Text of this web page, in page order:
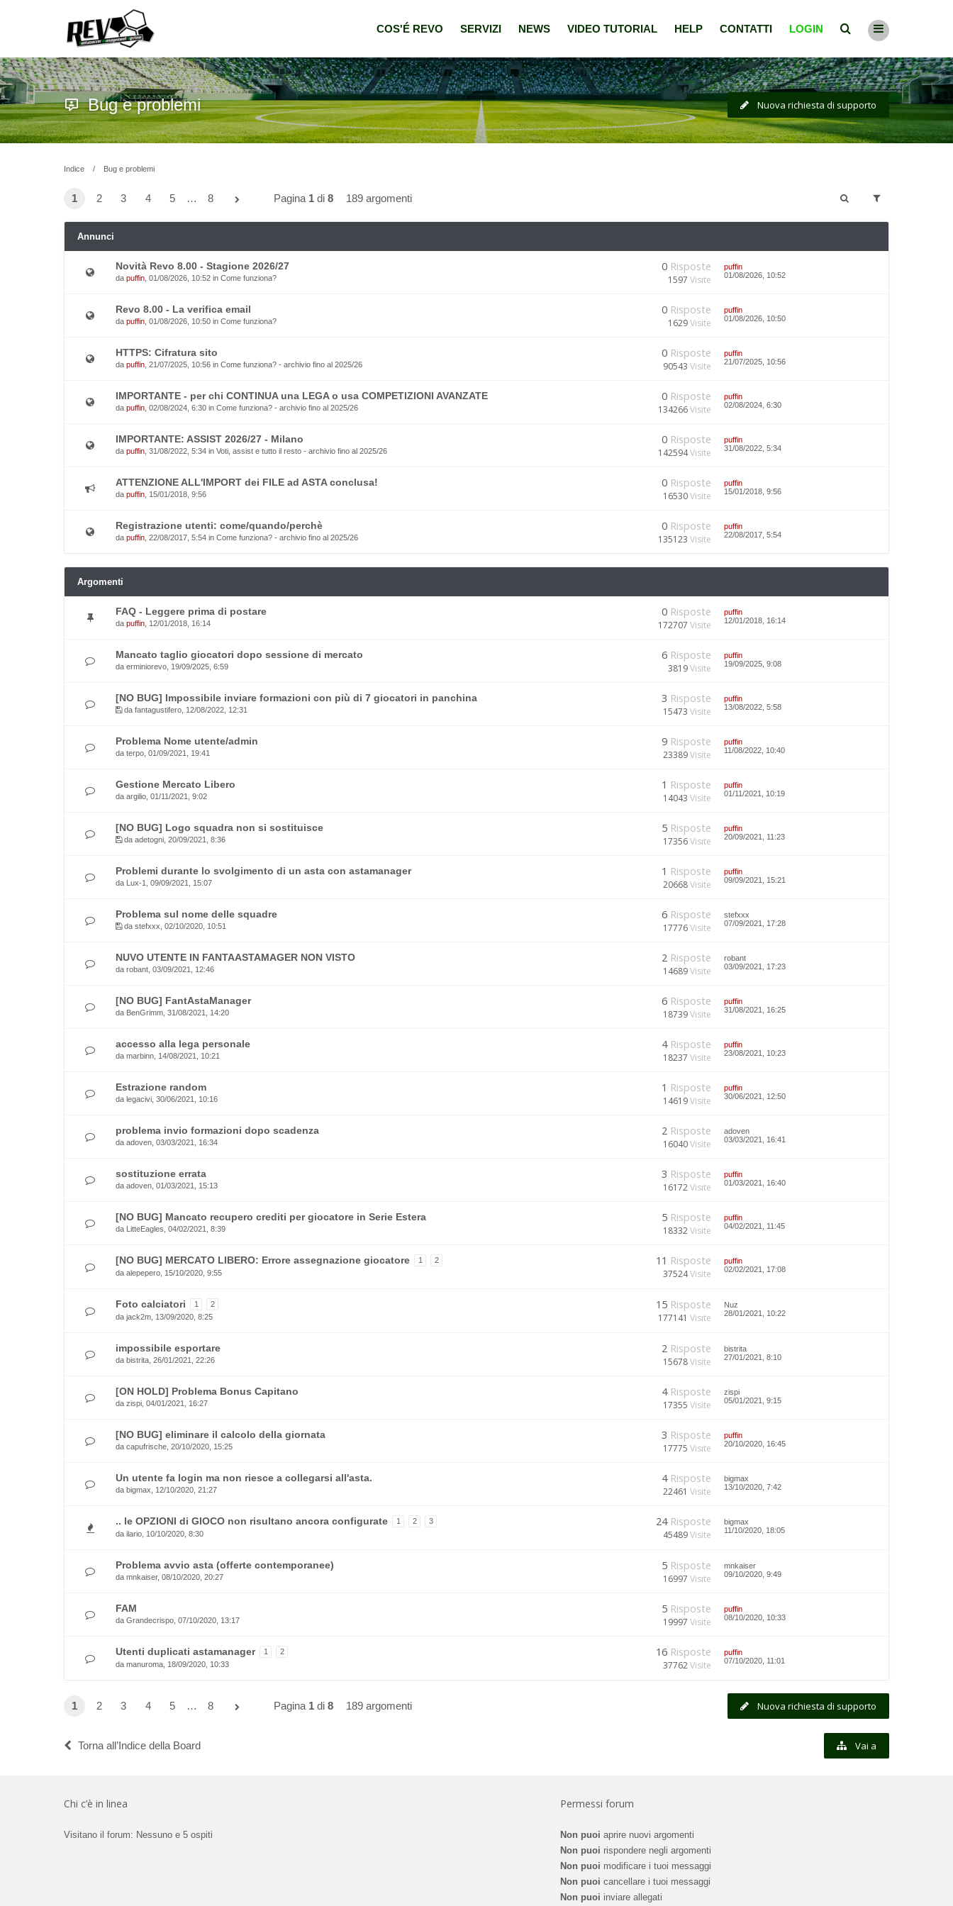
COS'É REVO SERVIZI NEWS VIDEO TUTORIAL HELP CONTATTI LOGIN
Bug e problemi Nuova richiesta di supporto
Indice Bug e problemi
1 2 3 4 5 … 8 Pagina 1di 8 189 argomenti
Annunci
Novità Revo 8.00 - Stagione 2026/27
da puffin , 01/08/2026, 10:52 in Come funziona?
0 Risposte
1597 Visite
puffin
01/08/2026, 10:52
Revo 8.00 - La verifica email
da puffin , 01/08/2026, 10:50 in Come funziona?
0 Risposte
1629Visite
puffin
01/08/2026, 10:50
HTTPS: Cifratura sito
da puffin , 21/07/2025, 10:56 in Come funziona? - archivio fino al 2025/26
0 Risposte
90543 Visite
puffin
21/07/2025, 10:56
IMPORTANTE - per chi CONTINUA una LEGA o usa COMPETIZIONI AVANZATE
da puffin , 02/08/2024, 6:30 in Come funziona? - archivio fino al 2025/26
0 Risposte
134266Visite
puffin
02/08/2024, 6:30
IMPORTANTE: ASSIST 2026/27 - Milano
da puffin , 31/08/2022, 5:34 in Voti, assist e tutto il resto - archivio fino al 2025/26
0 Risposte
142594Visite
puffin
31/08/2022, 5:34
ATTENZIONE ALL'IMPORT dei FILE ad ASTA conclusa!
da puffin , 15/01/2018, 9:56
0 Risposte
16530Visite
puffin
15/01/2018, 9:56
Registrazione utenti: come/quando/perchè
da puffin , 22/08/2017, 5:54 in Come funziona? - archivio fino al 2025/26
0 Risposte
135123 Visite
puffin
22/08/2017, 5:54
Argomenti
FAQ - Leggere prima di postare
da puffin , 12/01/2018, 16:14
0 Risposte
172707 Visite
puffin
12/01/2018, 16:14
Mancato taglio giocatori dopo sessione di mercato
da erminiorevo , 19/09/2025, 6:59
6 Risposte
3819Visite
puffin
19/09/2025, 9:08
[NO BUG] Impossibile inviare formazioni con più di 7 giocatori in panchina
da fantagustifero , 12/08/2022, 12:31
3 Risposte
15473 Visite
puffin
13/08/2022, 5:58
Problema Nome utente/admin
da terpo , 01/09/2021, 19:41
9 Risposte
23389Visite
puffin
11/08/2022, 10:40
Gestione Mercato Libero
da argilio , 01/11/2021, 9:02
1 Risposte
14043 Visite
puffin
01/11/2021, 10:19
[NO BUG] Logo squadra non si sostituisce
da adetogni , 20/09/2021, 8:36
5 Risposte
17356Visite
puffin
20/09/2021, 11:23
Problemi durante lo svolgimento di un asta con astamanager
da Lux-1 , 09/09/2021, 15:07
1 Risposte
20668Visite
puffin
09/09/2021, 15:21
Problema sul nome delle squadre
da stefxxx , 02/10/2020, 10:51
6 Risposte
17776Visite
stefxxx
07/09/2021, 17:28
NUVO UTENTE IN FANTAASTAMAGER NON VISTO
da robant , 03/09/2021, 12:46
2 Risposte
14689Visite
robant
03/09/2021, 17:23
[NO BUG] FantAstaManager
da BenGrimm , 31/08/2021, 14:20
6 Risposte
18739Visite
puffin
31/08/2021, 16:25
accesso alla lega personale
da marbinn , 14/08/2021, 10:21
4 Risposte
18237 Visite
puffin
23/08/2021, 10:23
Estrazione random
da legacivi , 30/06/2021, 10:16
1 Risposte
14619Visite
puffin
30/06/2021, 12:50
problema invio formazioni dopo scadenza
da adoven , 03/03/2021, 16:34
2 Risposte
16040Visite
adoven
03/03/2021, 16:41
sostituzione errata
da adoven , 01/03/2021, 15:13
3 Risposte
16172Visite
puffin
01/03/2021, 16:40
[NO BUG] Mancato recupero crediti per giocatore in Serie Estera
da LitteEagles , 04/02/2021, 8:39
5 Risposte
18332Visite
puffin
04/02/2021, 11:45
[NO BUG] MERCATO LIBERO: Errore assegnazione giocatore 1
2
da alepepero , 15/10/2020, 9:55
11 Risposte
37524Visite
puffin
02/02/2021, 17:08
Foto calciatori 1
2
da jack2m , 13/09/2020, 8:25
15 Risposte
177141 Visite
Nuz
28/01/2021, 10:22
impossibile esportare
da bistrita , 26/01/2021, 22:26
2 Risposte
15678Visite
bistrita
27/01/2021, 8:10
[ON HOLD] Problema Bonus Capitano
da zispi , 04/01/2021, 16:27
4 Risposte
17355 Visite
zispi
05/01/2021, 9:15
[NO BUG] eliminare il calcolo della giornata
da capufrische , 20/10/2020, 15:25
3 Risposte
17775 Visite
puffin
20/10/2020, 16:45
Un utente fa login ma non riesce a collegarsi all'asta.
da bigmax , 12/10/2020, 21:27
4 Risposte
22461 Visite
bigmax
13/10/2020, 7:42
.. le OPZIONI di GIOCO non risultano ancora configurate 1 2
3
da ilario , 10/10/2020, 8:30
24 Risposte
45489Visite
bigmax
11/10/2020, 18:05
Problema avvio asta (offerte contemporanee)
da mnkaiser, 08/10/2020, 20:27
5 Risposte
16997 Visite
mnkaiser
09/10/2020, 9:49
FAM
da Grandecrispo , 07/10/2020, 13:17
5 Risposte
19997 Visite
puffin
08/10/2020, 10:33
Utenti duplicati astamanager 1
2
da manuroma , 18/09/2020, 10:33
16 Risposte
37762Visite
puffin
07/10/2020, 11:01
Nuova richiesta di supporto
1 2 3 4 5 … 8 Pagina 1di 8 189 argomenti
Torna all’Indice della Board Vai a
Permessi forum
Non puoi aprire nuovi argomenti
Non puoi rispondere negli argomenti
Non puoi modificare i tuoi messaggi
Non puoi cancellare i tuoi messaggi
Non puoi inviare allegati
Chi c’è in linea
Visitano il forum: Nessuno e 5 ospiti